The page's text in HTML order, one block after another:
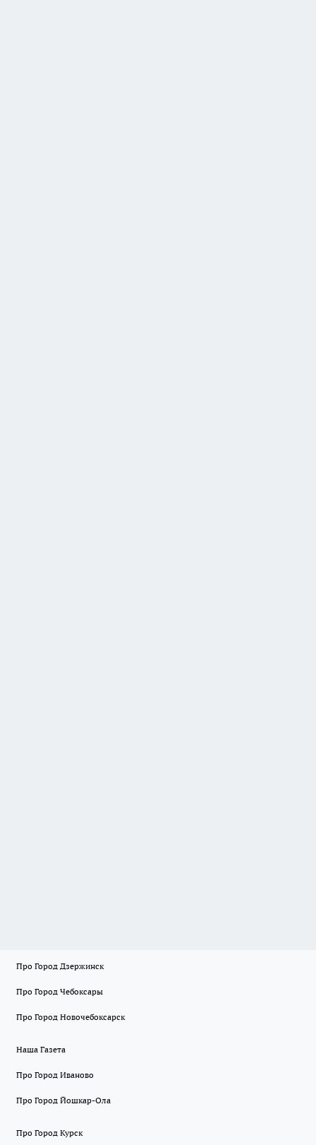
Про Город Дзержинск
Про Город Чебоксары
Про Город Новочебоксарск
Наша Газета
Про Город Иваново
Про Город Йошкар-Ола
Про Город Курск